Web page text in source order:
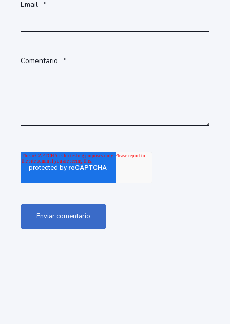
Email *
Comentario *